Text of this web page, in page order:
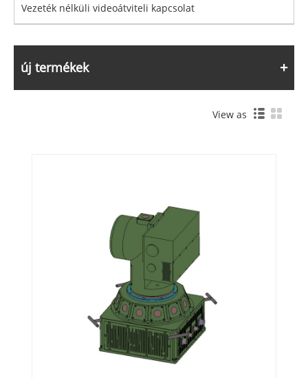
Vezeték nélküli videoátviteli kapcsolat
új termékek
View as